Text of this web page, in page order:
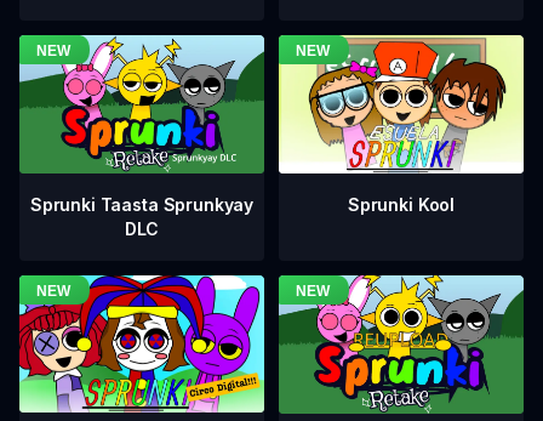
Sprunki Taasta Sprunkyay
DLC
Sprunki Kool